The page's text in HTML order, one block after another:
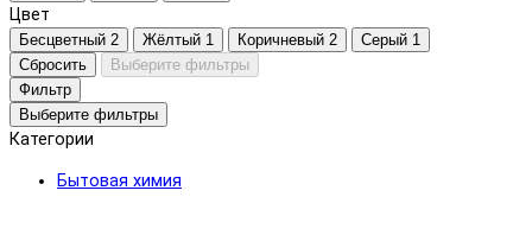
Цвет
Бесцветный 2 Жёлтый 1 Коричневый 2 Серый 1
Сбросить
Выберите фильтры
Фильтр
Выберите фильтры
Категории
Бытовая химия